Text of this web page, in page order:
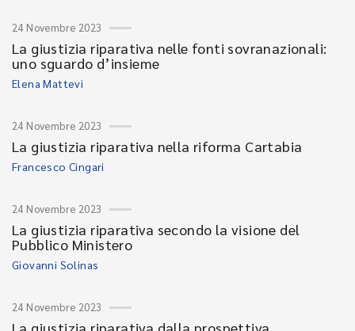
24 Novembre 2023
La giustizia riparativa nelle fonti sovranazionali:
uno sguardo d’insieme
Elena Mattevi
24 Novembre 2023
La giustizia riparativa nella riforma Cartabia
Francesco Cingari
24 Novembre 2023
La giustizia riparativa secondo la visione del
Pubblico Ministero
Giovanni Solinas
24 Novembre 2023